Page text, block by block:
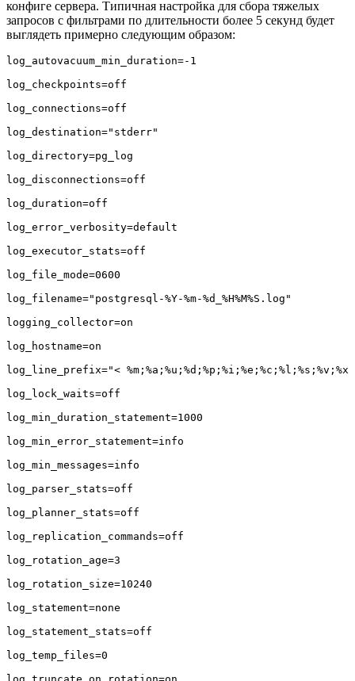
конфиге сервера. Типичная настройка для сбора тяжелых
запросов с фильтрами по длительности более 5 секунд будет
выглядеть примерно следующим образом:
log_autovacuum_min_duration=-1
log_checkpoints=off
log_connections=off
log_destination="stderr"
log_directory=pg_log
log_disconnections=off
log_duration=off
log_error_verbosity=default
log_executor_stats=off
log_file_mode=0600
log_filename="postgresql-%Y-%m-%d_%H%M%S.log"
logging_collector=on
log_hostname=on
log_line_prefix="< %m;%a;%u;%d;%p;%i;%e;%c;%l;%s;%v;%x
log_lock_waits=off
log_min_duration_statement=1000
log_min_error_statement=info
log_min_messages=info
log_parser_stats=off
log_planner_stats=off
log_replication_commands=off
log_rotation_age=3
log_rotation_size=10240
log_statement=none
log_statement_stats=off
log_temp_files=0